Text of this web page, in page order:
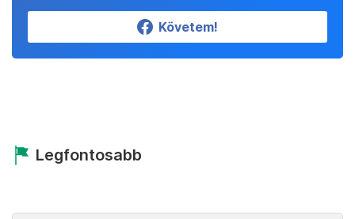
Követem!
Legfontosabb